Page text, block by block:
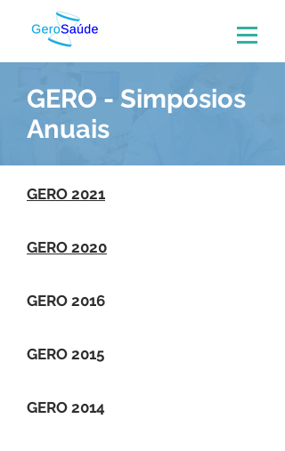
GERO - Simpósios
Anuais
GERO 2021
GERO 2020
GERO 2016
GERO 2015
GERO 2014